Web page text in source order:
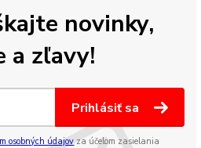
novinky,
a zľavy!
Prihlásiť sa
osobných údajov za účelom zasielania